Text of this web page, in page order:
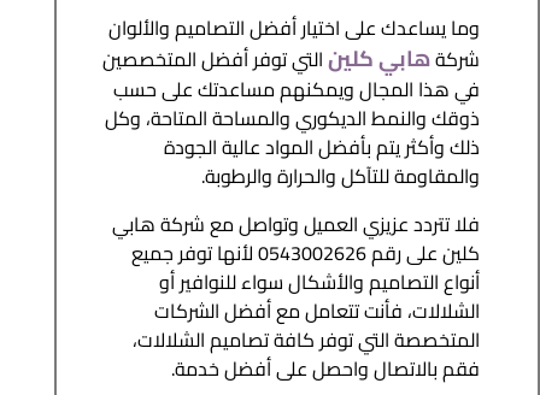
وما يساعدك على اختيار أفضل التصاميم والألوان
شركةهابي كلينالتي توفر أفضل المتخصصين
في هذا المجال ويمكنهم مساعدتك على حسب
ذوقك والنمط الديكوري والمساحة المتاحة، وكل
ذلك وأكثر يتم بأفضل المواد عالية الجودة
والمقاومة للتآكل والحرارة والرطوبة.
فلا تتردد عزيزي العميل وتواصل مع شركة هابي
كلين على رقم 0543002626 لأنها توفر جميع
أنواع التصاميم والأشكال سواء للنوافير أو
الشلالات، فأنت تتعامل مع أفضل الشركات
المتخصصة التي توفر كافة تصاميم الشلالات،
فقم بالاتصال واحصل على أفضل خدمة.